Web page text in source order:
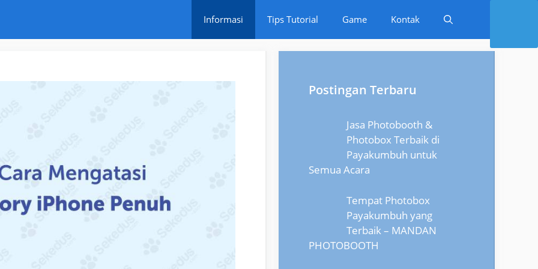
Informasi Tips Tutorial Game Kontak
Postingan Terbaru
Jasa Photobooth &
Photobox Terbaik di
Payakumbuh untuk
Semua Acara
Tempat Photobox
Payakumbuh yang
Terbaik – MANDAN
PHOTOBOOTH